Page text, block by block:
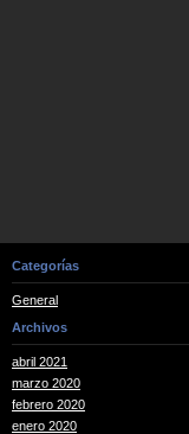
Categorías
General
Archivos
abril 2021
marzo 2020
febrero 2020
enero 2020